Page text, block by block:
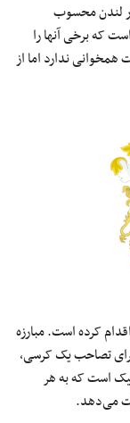
در لندن محسوب
که برخی آنها را
ندارد اما از
کرده است. مبارزه
برای تصاحب یک کرسی،
است که به هر
می‌دهد.